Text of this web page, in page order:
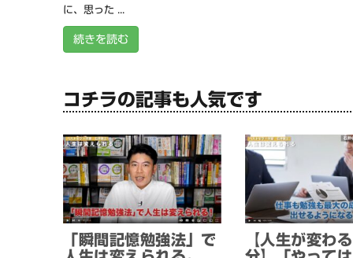
に、思った ...
続きを読む
コチラの記事も人気です
「瞬間記憶勉強法」で
【人生が変わ